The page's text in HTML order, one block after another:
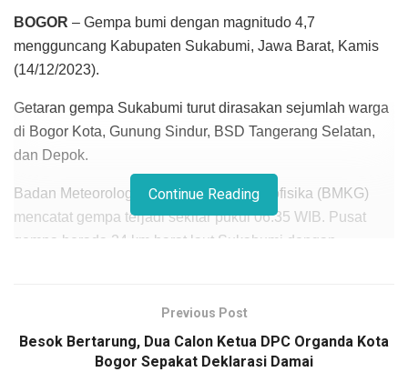
BOGOR – Gempa bumi dengan magnitudo 4,7
mengguncang Kabupaten Sukabumi, Jawa Barat, Kamis
(14/12/2023).
Getaran gempa Sukabumi turut dirasakan sejumlah warga
di Bogor Kota, Gunung Sindur, BSD Tangerang Selatan,
dan Depok.
Badan Meteorologi, Klimatologi, dan Geofisika (BMKG)
mencatat gempa terjadi sekitar pukul 06.35 WIB. Pusat
gempa berada 24 km barat laut Sukabumi dengan
Kedlmn:10 Km,” tulis akunX, @infoBMKG.
Continue Reading
Previous Post
Besok Bertarung, Dua Calon Ketua DPC Organda Kota
Bogor Sepakat Deklarasi Damai